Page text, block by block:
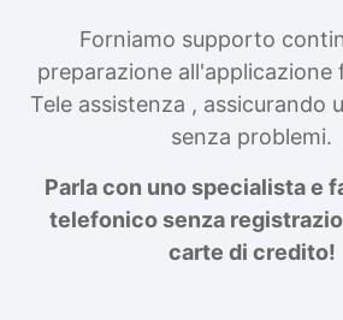
Forniamo supporto
preparazione all'applicazione
Tele assistenza , assicurando
senza problemi.
Parla con uno specialista e
telefonico senza
carte di credito!